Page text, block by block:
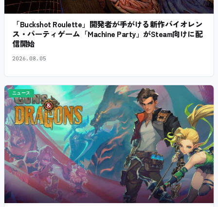
「Buckshot Roulette」開発者が手がける新作バイオレン
ス・パーティゲーム「Machine Party」がSteam向けに配
信開始
2026.08.05
ニュース